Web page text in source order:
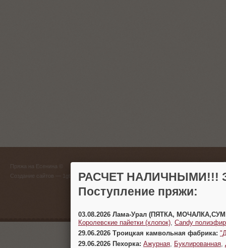
Пряжа на Есенина ©
Создание сайтов
(383)
г.
РАСЧЕТ НАЛИЧНЫМИ!!!
Поступление пряжи:
03.08.2026 Лама-Урал (ПЯТКА,
Королевские пайетки (хлопок) Candy
29.06.2026 Троицкая камвольная фабрика:
29.06.2026 Пехорка: Ажурная Буклированная